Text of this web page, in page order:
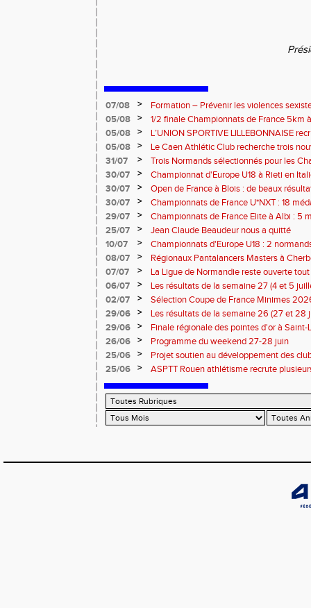
07/08 >
Formation – Prévenir les violences
: le 26 septembre 2026
05/08 >
1/2 finale Championnats de France 5km
13 septembre 2026 : les informations
05/08 >
L’UNION SPORTIVE LILLEBONNAISE
rentrée 2026
05/08 >
Le Caen Athlétic Club recherche trois
civique à compter de septembre 2026
31/07 >
Trois Normands sélectionnés pour les
Eugene !
30/07 >
Championnat d'Europe U18 à Rieti en
normands
30/07 >
Open de France à Blois : de beaux
30/07
>
Championnats de France U*NXT : 18
29/07
>
Championnats de France Elite à Albi : 5
titres !
25/07 >
Jean Claude Beaudeur nous a quitté
10/07
>
Championnats d'Europe U18 : 2
08/07
>
Régionaux Pantalancers Masters à
07/07
>
La Ligue de Normandie reste ouverte tout
06/07
>
Les résultats de la semaine 27 (4 et 5
02/07
>
Sélection Coupe de France Minimes
29/06
>
Les résultats de la semaine 26 (27 et 28
29/06
>
Finale régionale des pointes d'or à
informations
26/06 >
Programme du weekend 27-28 juin
25/06
>
Projet soutien au développement des
25/06
> ASPTT Rouen athlétisme recrute